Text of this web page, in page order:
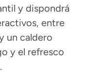
y dispondrá
entre
un caldero
y el refresco